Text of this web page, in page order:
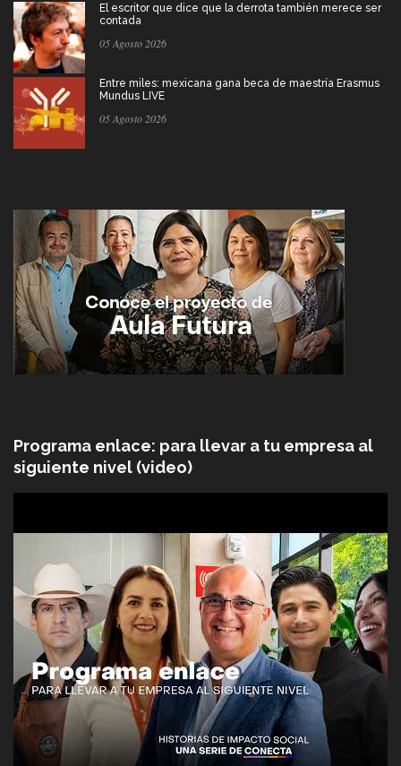
El escritor que dice que la derrota también merece ser
contada
05 Agosto 2026
Entre miles: mexicana gana beca de maestría Erasmus
Mundus LIVE
05 Agosto 2026
Programa enlace: para llevar a tu empresa al
siguiente nivel (video)